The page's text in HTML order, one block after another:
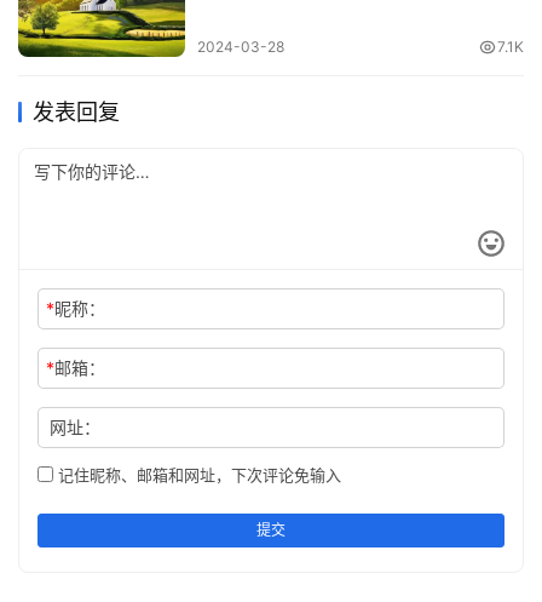
备的人在一起，你才能更好的降服自心，管好自己，改造自
己，忏悔自己。
就像唐太宗说的那样：“以铜为镜，可以正衣冠；以史为
内心的清净。只有懂得自省忏悔的人，才能让生活过的更值
得。“每个人都会犯错，但是，只有愚人才会执过不改。”闲
时，可以多读书，读好书。
2024-03-28 7.1K
发表回复
*昵称：
*邮箱：
网址：
记住昵称、邮箱和网址，下次评论免输入
提交